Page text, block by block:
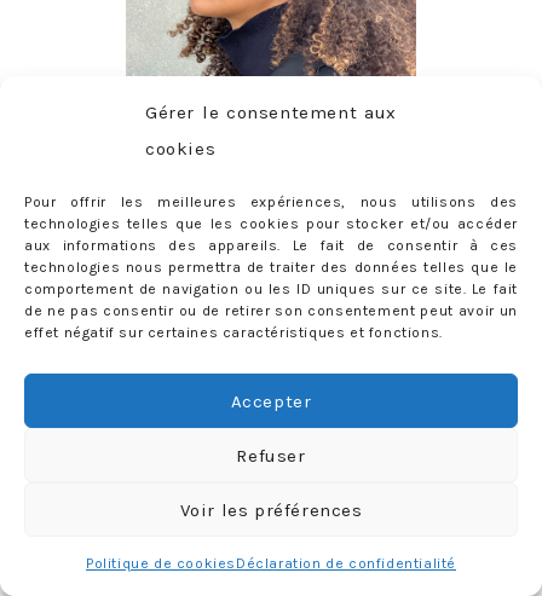
Gérer le consentement aux
cookies
Pour offrir les meilleures expériences, nous utilisons des
technologies telles que les cookies pour stocker et/ou accéder
aux informations des appareils. Le fait de consentir à ces
technologies nous permettra de traiter des données telles que le
comportement de navigation ou les ID uniques sur ce site. Le fait
de ne pas consentir ou de retirer son consentement peut avoir un
effet négatif sur certaines caractéristiques et fonctions.
Accepter
Refuser
Voir les préférences
Politique de cookies Déclaration de confidentialité
CONTACT
priscilla@mercredie.com
mercredie